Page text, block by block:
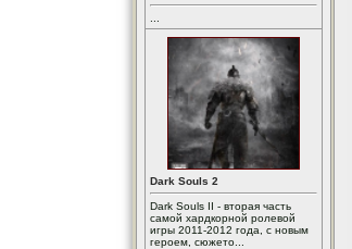
Dark Souls 2
Dark Souls II - вторая часть
самой хардкорной ролевой
игры 2011-2012 года, с новым
героем, сюжето...